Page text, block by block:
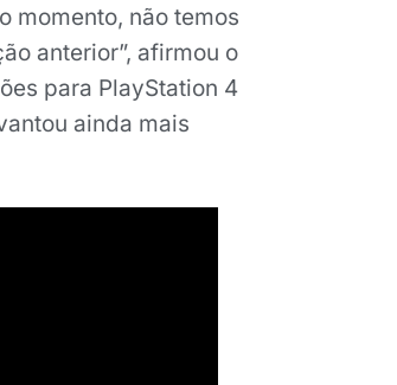
momento, não temos
anterior”, afirmou o
para PlayStation 4
ainda mais